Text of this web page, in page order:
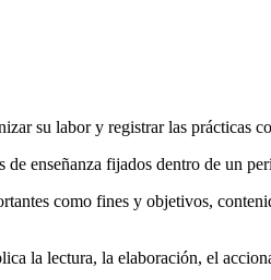
su labor y registrar las prácticas
de enseñanza fijados dentro de un
como fines y objetivos,
la lectura, la elaboración, el